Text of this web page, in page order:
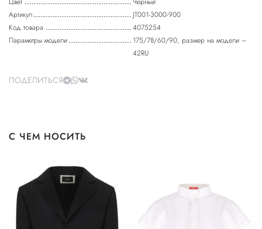
Артикул
JT001-3000-900
Код товара
4075254
Параметры модели
175/78/60/90, размер на модели –
42RU
ПОДЕЛИТЬСЯ
С ЧЕМ НОСИТЬ